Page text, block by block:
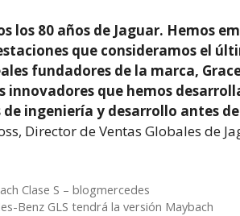
los 80 años de Jaguar. Hemos
que consideramos el
fundadores de la marca,
innovadores que hemos
ingeniería y desarrollo antes
Director de Ventas Globales de
Clase S – blogmercedes
Benz GLS tendrá la versión Maybach